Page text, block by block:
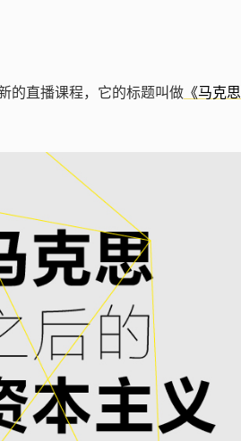
的直播课程，它的标题叫做 《马克思